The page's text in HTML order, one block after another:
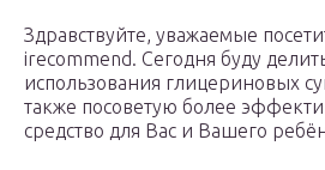
Здравствуйте, уважаемые
irecommend. Сегодня буду
использования глицериновых
также посоветую более
средство для Вас и Вашего